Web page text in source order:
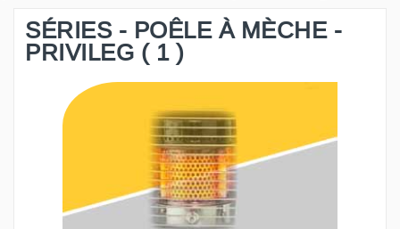
SÉRIES - POÊLE À MÈCHE -
PRIVILEG ( 1 )